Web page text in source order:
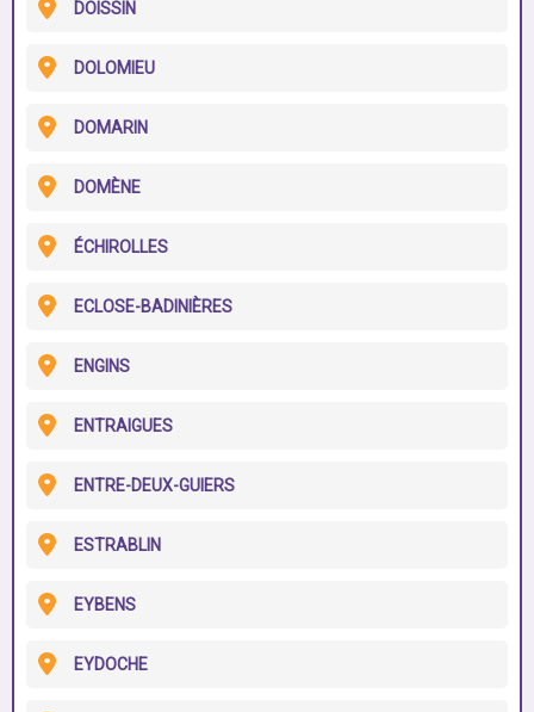
DOISSIN
DOLOMIEU
DOMARIN
DOMÈNE
ÉCHIROLLES
ECLOSE-BADINIÈRES
ENGINS
ENTRAIGUES
ENTRE-DEUX-GUIERS
ESTRABLIN
EYBENS
EYDOCHE